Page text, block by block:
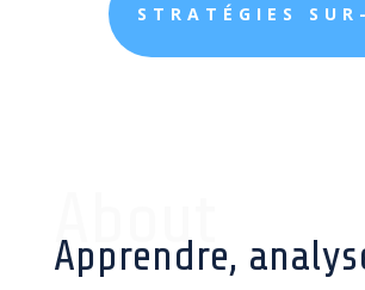
STRATÉGIES
About
Apprendre,